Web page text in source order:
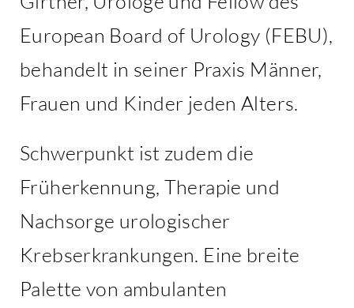
European Board of Urology (FEBU),
behandelt in seiner Praxis Männer,
Frauen und Kinder jeden Alters.
Schwerpunkt ist zudem die
Früherkennung, Therapie und
Nachsorge urologischer
Krebserkrankungen. Eine breite
Palette von ambulanten